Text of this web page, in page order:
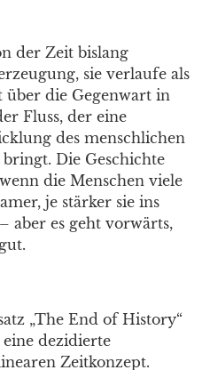
der Zeit bislang
sie verlaufe als
über die Gegenwart in
Fluss, der eine
des menschlichen
Die Geschichte
die Menschen viele
je stärker sie ins
aber es geht vorwärts,
„The End of History“
dezidierte
Zeitkonzept.